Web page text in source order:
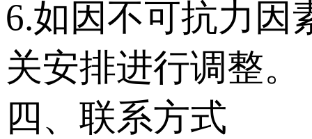
6.如因不可抗力因
关安排进行调整。
四、联系方式